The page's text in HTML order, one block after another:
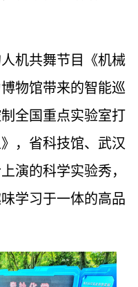
机共舞节目《机械
物馆带来的智能巡
全国重点实验室打
，省科技馆、武汉
演的科学实验秀，
学习于一体的高品